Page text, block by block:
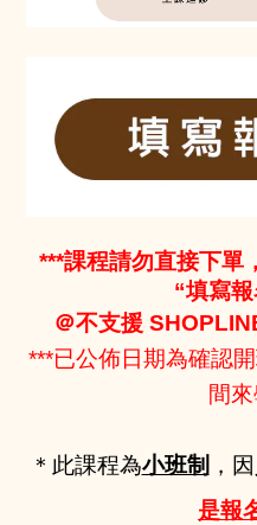
***課程請勿直接下單
“填寫
＠不支援
***已公佈日期為確認
間
＊此課程為小班制 ，
是報